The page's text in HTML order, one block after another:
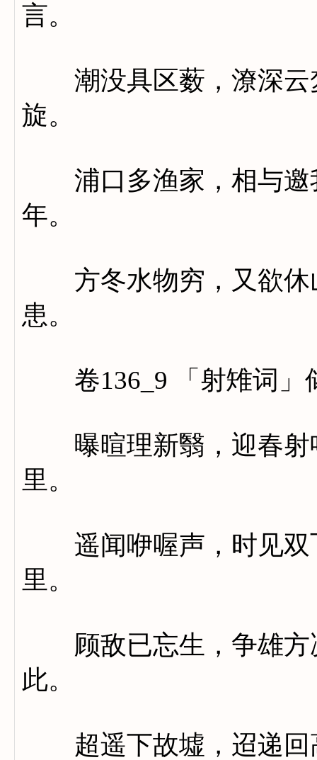
言。
潮没具区薮，潦深云
旋。
浦口多渔家，相与邀
年。
方冬水物穷，又欲休
患。
卷136_9 「射雉词」
曝暄理新翳，迎春射
里。
遥闻咿喔声，时见双
里。
顾敌已忘生，争雄方
此。
超遥下故墟，迢递回